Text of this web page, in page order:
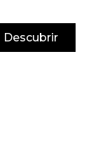
Descubrir